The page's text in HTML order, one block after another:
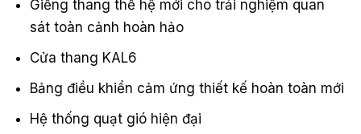
Giếng thang thế hệ mới cho trải nghiệm quan
sát toàn cảnh hoàn hảo
Cửa thang KAL6
Bảng điều khiển cảm ứng thiết kế hoàn toàn mới
Hệ thống quạt gió hiện đại